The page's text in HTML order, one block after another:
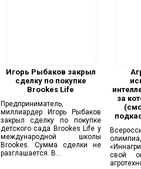
Игорь Рыбаков закрыл
сделку по покупке
Brookes Life
Предприниматель,
миллиардер Игорь Рыбаков
закрыл сделку по покупке
детского сада Brookes Life у
международной школы
Brookes. Сумма сделки не
разглашается. В...
за
свой